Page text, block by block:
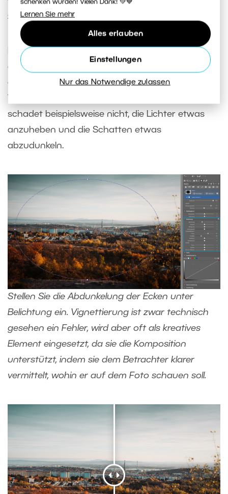
schenken würden! Vielen Dank! 💚💙
Lernen Sie mehr
Alles erlauben
Einstellungen
Nur das Notwendige zulassen
gefärbt.
Reduzieren Sie anschließend die
, um
die Ecken abzudunkeln. Gleichzeitig können Sie
auch weitere Parameter anpassen, damit die
schadet beispielsweise nicht, die Lichter etwas
anzuheben und die Schatten etwas
abzudunkeln.
Stellen Sie die Abdunkelung der Ecken unter
Belichtung ein. Vignettierung ist zwar technisch
gesehen ein Fehler, wird aber oft als kreatives
Element eingesetzt, da sie die Komposition
unterstützt, indem sie dem Betrachter klarer
vermittelt, wohin er auf dem Foto schauen soll.